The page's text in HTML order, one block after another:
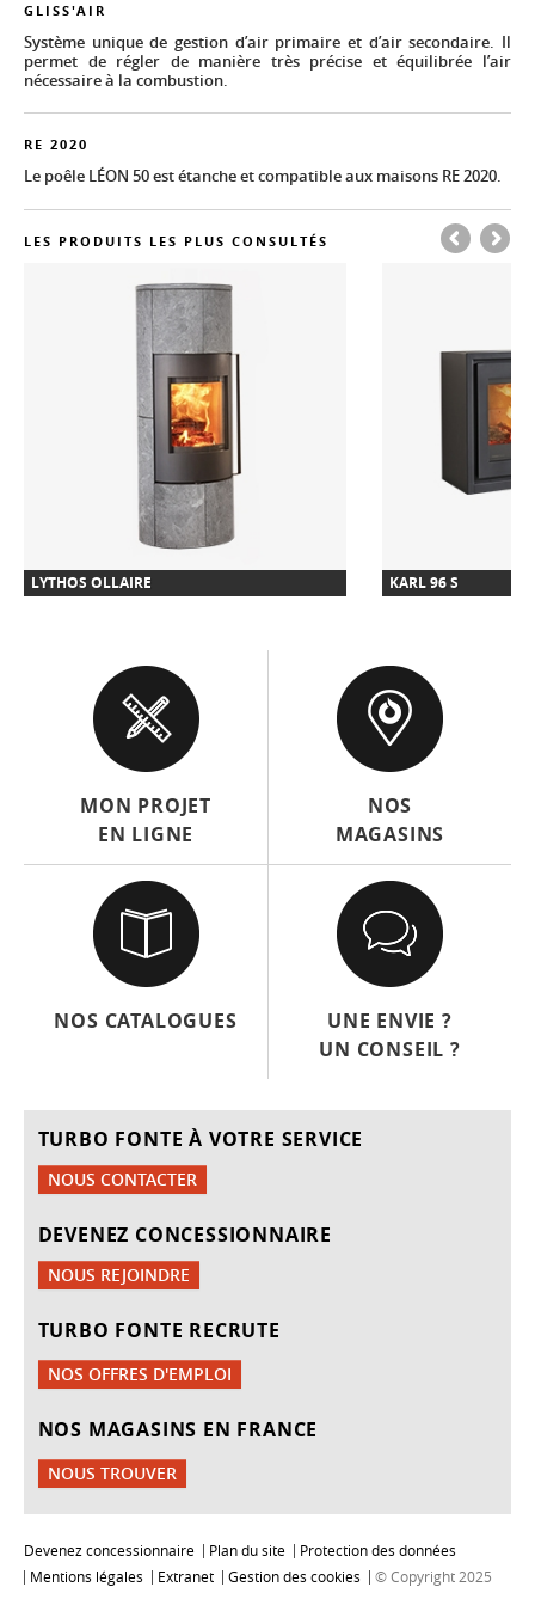
GLISS'AIR
Système unique de gestion d’air primaire et d’air secondaire. Il
permet de régler de manière très précise et équilibrée l’air
nécessaire à la combustion.
RE 2020
Le poêle LÉON 50 est étanche et compatible aux maisons RE 2020.
LES PRODUITS LES PLUS CONSULTÉS
LYTHOS OLLAIRE KARL 96 S
MON PROJET
EN LIGNE
NOS
MAGASINS
NOS CATALOGUES
UNE ENVIE ?
UN CONSEIL ?
TURBO FONTE À VOTRE SERVICE
NOUS CONTACTER
DEVENEZ CONCESSIONNAIRE
NOUS REJOINDRE
TURBO FONTE RECRUTE
NOS OFFRES D'EMPLOI
NOS MAGASINS EN FRANCE
NOUS TROUVER
Devenez concessionnaire Plan du site
Protection des données
Mentions légales
Extranet Gestion des cookies © Copyright 2025